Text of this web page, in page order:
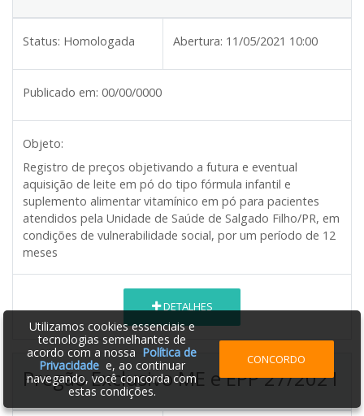
Status: Homologada Abertura: 11/05/2021 10:00
Publicado em: 00/00/0000
Objeto:
Registro de preços objetivando a futura e eventual
aquisição de leite em pó do tipo fórmula infantil e
suplemento alimentar vitamínico em pó para pacientes
atendidos pela Unidade de Saúde de Salgado Filho/PR, em
condições de vulnerabilidade social, por um período de 12
meses
DETALHES
Pregão Exclusivo ME e EPP 27/2021
Utilizamos cookies essenciais e
tecnologias semelhantes de
acordo com a nossa Política de
Privacidadee, ao continuar
navegando, você concorda com
estas condições.
CONCORDO